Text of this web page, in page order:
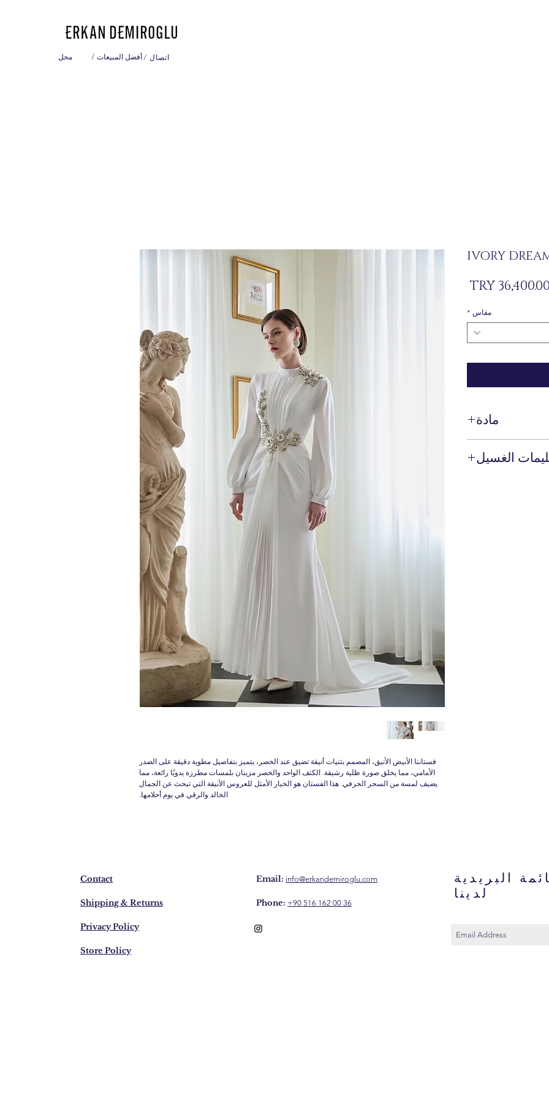
محل / أفضل المبيعات / اتصال
فستاننا الأبيض الأنيق، المصمم بثنيات أنيقة تضيق عند الخصر، يتميز بتفاصيل مطوية دقيقة على الصدر
الأمامي، مما يخلق صورة ظلية رشيقة. الكتف الواحد والخصر مزينان بلمسات مطرزة يدويًا رائعة، مما
يضيف لمسة من السحر الحرفي. هذا الفستان هو الخيار الأمثل للعروس الأنيقة التي تبحث عن الجمال
الخالد والرقي في يوم أحلامها.
IVORY
السعر
مقاس *
مادة
الغسيل
Contact
Shipping & Returns
Privacy Policy
Store Policy
Email: info@erkandemiroglu.com
Phone: +90 516 162 00 36
البريدية
لدينا